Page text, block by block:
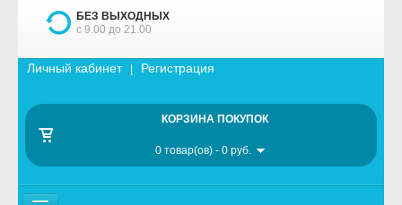
БЕЗ ВЫХОДНЫХ
с 9.00 до 21.00
Личный кабинет| Регистрация
КОРЗИНА ПОКУПОК
0 товар(ов) - 0 руб.